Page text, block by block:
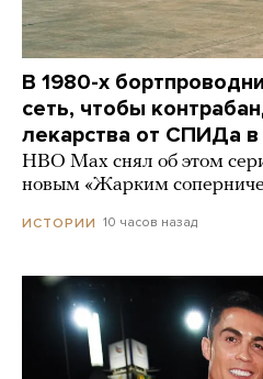
В 1980-х
сеть, чтобы
лекарства от СПИДа
HBO Max снял об этом
новым «Жарким
ИСТОРИИ 10 часов назад